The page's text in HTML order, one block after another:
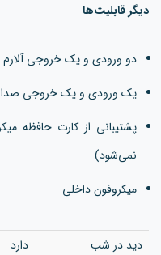
دیگر قابلیت‌ها
دو ورودی و یک خروجی آلارم
یک ورودی و یک خروجی صدا
نمی‌شود)
میکروفون داخلی
دید در شب
دارد